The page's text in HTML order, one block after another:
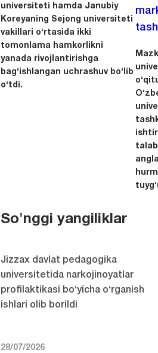
universiteti hamda Janubiy
Koreyaning Sejong universiteti
vakillari o‘rtasida ikki
tomonlama hamkorlikni
yanada rivojlantirishga
bag‘ishlangan uchrashuv bo‘lib
o‘tdi.
So'nggi yangiliklar
Jizzax davlat pedagogika
universitetida narkojinoyatlar
profilaktikasi bo‘yicha o‘rganish
ishlari olib borildi
28/07/2026